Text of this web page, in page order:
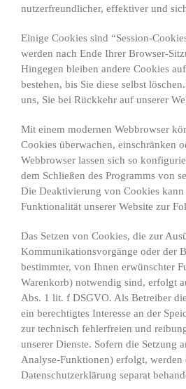
nutzerfreundlicher, effektiver und
Einige Cookies sind “Session-
werden nach Ende Ihrer Browser-
Hingegen bleiben andere Cookies
bestehen, bis Sie diese selbst
uns, Sie bei Rückkehr auf unserer
Mit einem modernen Webbrowser
Cookies überwachen, einschränken
Webbrowser lassen sich so
dem Schließen des Programms von
Die Deaktivierung von Cookies kann
Funktionalität unserer Website zur
Das Setzen von Cookies, die zur
Kommunikationsvorgänge oder der
bestimmter, von Ihnen erwünschter
Warenkorb) notwendig sind, erfolgt
Abs. 1 lit. f DSGVO. Als Betreiber
ein berechtigtes Interesse an der
zur technisch fehlerfreien und
unserer Dienste. Sofern die Setzung
Analyse-Funktionen) erfolgt, werden
Datenschutzerklärung separat